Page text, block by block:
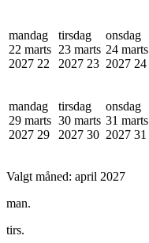
mandag
22 marts
2027 22
tirsdag
23 marts
2027 23
onsdag
24 marts
2027 24
mandag
29 marts
2027 29
tirsdag
30 marts
2027 30
onsdag
31 marts
2027 31
Valgt måned: april 2027
man.
tirs.